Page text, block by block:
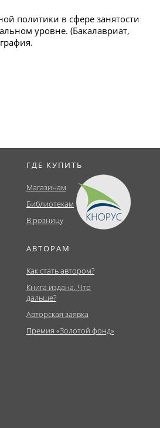
политики в сфере занятости
уровне. (Бакалавриат,
ГДЕ КУПИТЬ
Магазинам
Библиотекам
В розницу
АВТОРАМ
Как стать автором?
Книга издана. Что
дальше?
Авторская заявка
Премия «Золотой фонд»